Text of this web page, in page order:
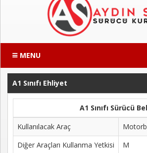
MENU
A1 Sınıfı Ehliyet
A1 Sınıfı Sürücü
Kullanılacak Araç
Diğer Araçları Kullanma Yetkisi
M
Fiyatlarımız
Kursumuzdan
Ders
Videoları
Soruları
Online